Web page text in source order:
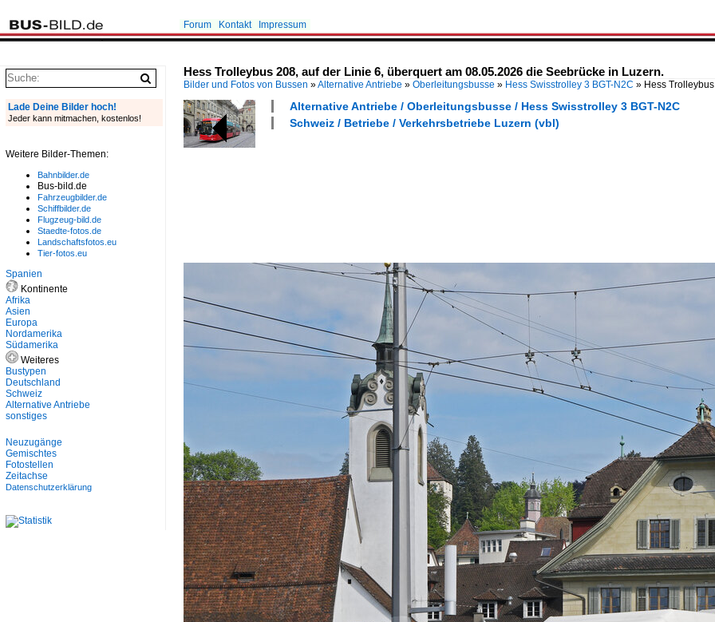
Forum Kontakt Impressum
Hess Trolleybus 208, auf der Linie 6, überquert am 08.05.2026 die Seebrücke in Luzern.
Bilder und Fotos von Bussen »Alternative Antriebe » Oberleitungsbusse » Hess Swisstrolley 3 BGT-N2C » Hess
Alternative Antriebe / Oberleitungsbusse / Hess Swisstrolley 3 BGT-N2C
Schweiz / Betriebe / Verkehrsbetriebe Luzern (vbl)
Lade Deine Bilder hoch!
Jeder kann mitmachen, kostenlos!
Weitere Bilder-Themen:
Bahnbilder.de
Bus-bild.de
Fahrzeugbilder.de
Schiffbilder.de
Flugzeug-bild.de
Staedte-fotos.de
Landschaftsfotos.eu
Tier-fotos.eu
Spanien
Kontinente
Afrika
Asien
Europa
Nordamerika
Südamerika
Weiteres
Bustypen
Deutschland
Schweiz
Alternative Antriebe
sonstiges
Neuzugänge
Gemischtes
Fotostellen
Zeitachse
Datenschutzerklärung